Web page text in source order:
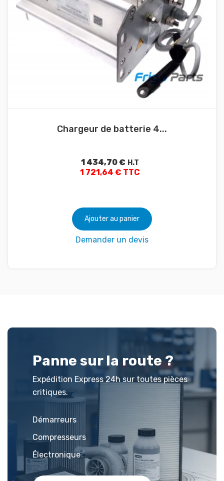
Chargeur de batterie 4...
1 434,70€ H.T
1 721,64 € TTC
Ajouter au panier
Demander un devis
Panne sur la route ?
Expédition Express 24h sur toutes pièces
critiques.
Démarreurs
Compresseurs
Électronique